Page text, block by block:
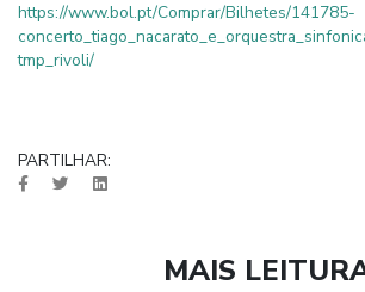
https://www.bol.pt/Comprar/Bilhetes/141785-
tmp_rivoli/
PARTILHAR:
MAIS